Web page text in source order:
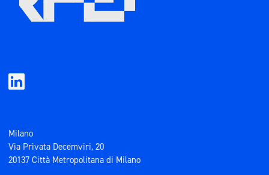
Milano
Via Privata Decemviri, 20
20137 Città Metropolitana di Milano